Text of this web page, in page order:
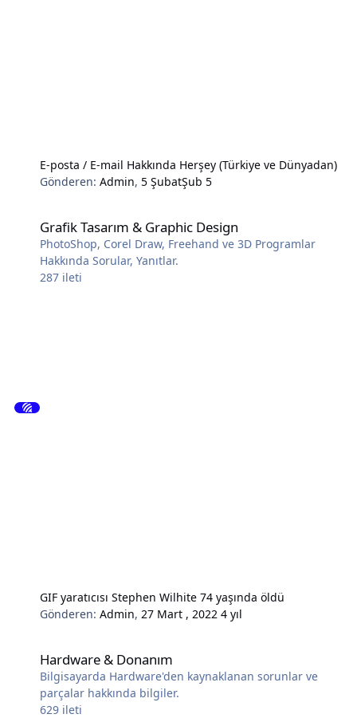
E-posta / E-mail Hakkında Herşey (Türkiye ve Dünyadan)
Gönderen:Admin,5 ŞubatŞub 5
Grafik Tasarım & Graphic Design
PhotoShop, Corel Draw, Freehand ve 3D Programlar
Hakkında Sorular, Yanıtlar.
287 ileti
GIF yaratıcısı Stephen Wilhite 74 yaşında öldü
Gönderen:Admin, 27 Mart , 20224 yıl
Hardware & Donanım
Bilgisayarda Hardware'den kaynaklanan sorunlar ve
parçalar hakkında bilgiler.
629 ileti